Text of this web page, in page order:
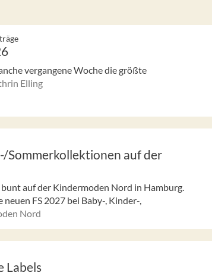
vergangene Woche die größte
Elling
Sommerkollektionen auf der
auf der Kindermoden Nord in Hamburg.
FS 2027 bei Baby-, Kinder-,
Nord
Labels